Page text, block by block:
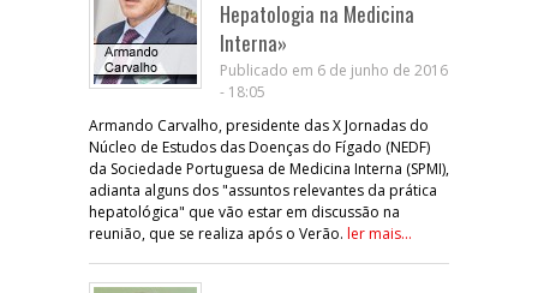
Hepatologia na Medicina
Interna»
Publicado em 6 de junho de 2016
- 18:05
Armando Carvalho, presidente das X Jornadas do
Núcleo de Estudos das Doenças do Fígado (NEDF)
da Sociedade Portuguesa de Medicina Interna (SPMI),
adianta alguns dos "assuntos relevantes da prática
hepatológica" que vão estar em discussão na
reunião, que se realiza após o Verão. ler mais...